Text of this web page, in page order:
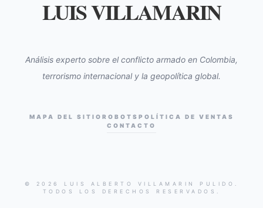
LUIS VILLAMARIN
Análisis experto sobre el conflicto armado en Colombia,
terrorismo internacional y la geopolítica global.
MAPA DEL SITIO ROBOTS POLÍTICA DE VENTAS
CONTACTO
© 2026 LUIS ALBERTO VILLAMARIN PULIDO.
TODOS LOS DERECHOS RESERVADOS.